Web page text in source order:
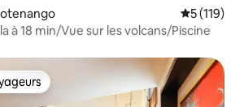
Évaluation
5 (119)
à 18 min/Vue sur les volcans/Piscine